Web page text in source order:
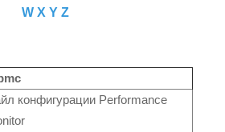
W X Y Z
конфигурации Performance